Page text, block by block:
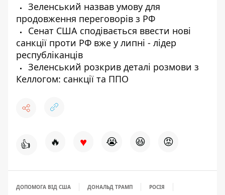
Зеленський назвав умову для
продовження переговорів з РФ
Сенат США сподівається ввести нові
санкції проти РФ вже у липні - лідер
республіканців
Зеленський розкрив деталі розмови з
Келлогом: санкції та ППО
👍 🔥 ♥ 😭 😆 😡
ДОПОМОГА ВІД США ДОНАЛЬД ТРАМП
РОСІЯ